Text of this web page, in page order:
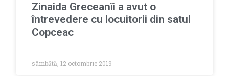
Zinaida Greceanîi a avut o
întrevedere cu locuitorii din satul
Copceac
sâmbătă, 12 octombrie 2019